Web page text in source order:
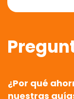
¿Por qué
nuestras